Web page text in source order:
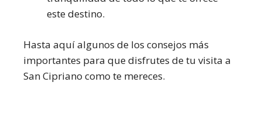
este destino.
Hasta aquí algunos de los consejos más
importantes para que disfrutes de tu visita a
San Cipriano como te mereces.